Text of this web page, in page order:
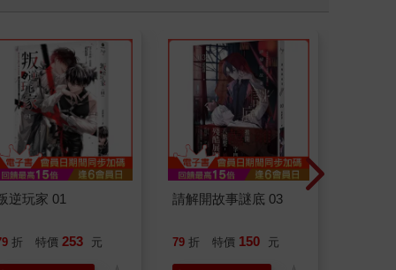
逆玩家 01
折 特價 253 元
請解開故事謎底 03
79 折 特價 150 元